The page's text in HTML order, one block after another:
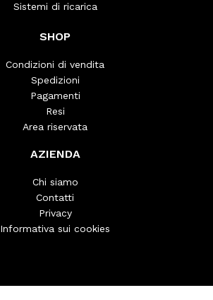
Sistemi di ricarica
SHOP
Condizioni di vendita
Spedizioni
Pagamenti
Resi
Area riservata
AZIENDA
Chi siamo
Contatti
Privacy
Informativa sui cookies